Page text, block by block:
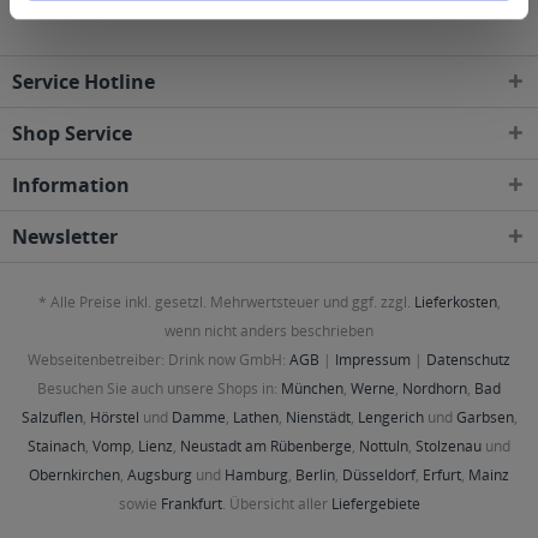
Service Hotline
Shop Service
Information
Newsletter
* Alle Preise inkl. gesetzl. Mehrwertsteuer und ggf. zzgl. Lieferkosten,
wenn nicht anders beschrieben
Webseitenbetreiber: Drink now GmbH: AGB | Impressum | Datenschutz
Besuchen Sie auch unsere Shops in: München, Werne, Nordhorn, Bad
Salzuflen, Hörstel und Damme, Lathen, Nienstädt, Lengerichund Garbsen,
Stainach, Vomp, Lienz, Neustadt am Rübenberge, Nottuln, Stolzenau und
Obernkirchen, Augsburg und Hamburg, Berlin, Düsseldorf, Erfurt, Mainz
sowie Frankfurt. Übersicht aller Liefergebiete